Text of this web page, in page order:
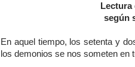
Lectura
según
En aquel tiempo, los setenta y
los demonios se nos someten en